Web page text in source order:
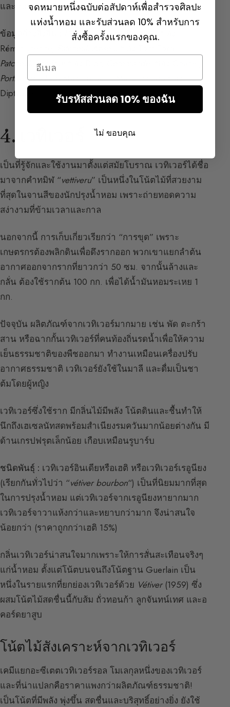
และ La Petite Robe Noireของ Guerlain
ข้อมูลอ้างอิงอื่น : L’eau de Toilette Patchouli
Réminiscence,
Patchouli Impérial
Portrait of a Ladyของ Frédéric Malle,Tempoของ
Diptyque
4. เวทิเวอร์
เป็นที่รู้จักและใช้งานมาตั้งแต่สมัยโบราณ เวทิเวอร์ได้ชื่อ
มาจากคำทมิฬ “vettiveru” เป็นหนึ่งในโน้ตไม้ที่สวยงาม
ที่สุดในจานสีของนักปรุงน้ำหอม เพราะถ่ายทอดความ
สง่างามที่ข้ามเวลาและกาล
นอกจากนี้ การเก็บเกี่ยวเรียกว่า “การขุด” เพราะ
เกษตรกรต้องพลิกดินเพื่อดึงรากออก พวกเขาแยกลำต้น
อากาศออกจากรากที่ยาวกว่า 50 ซม. จากนั้นล้างและ
กลั่น ต้องใช้รากต้น 100 กก. เพื่อได้น้ำมันหอมระเหย 1
กก.
ปัจจุบัน ผลิตภัณฑ์จากเวทิเวอร์มากมาย เช่น พัด ตะกร้า
สาน หรือฉากกั้นเวทิเวอร์ที่คนท้องถิ่นรดน้ำเพื่อให้ความ
เย็นธรรมชาติของพืชออกมา ทำงานเหมือนเครื่องปรับ
อากาศธรรมชาติ เวทิเวอร์ยังใช้ในมาลี และดื่มเป็นชา
ต้มโดยผู้หญิง
เวทิเวอร์ซึ่งใช้ราก มีกลิ่นไม้มีพลัง โน้ตดินและชื้นทำให้
นึกถึงเฮเซลนัทสดพร้อมสำเนียงรมควันมากน้อยต่างกัน มี
ด้านเกรปฟรุตเล็กน้อย เกือบเหมือนรูบาร์บ
ชนิดพันธุ์ : เวทิเวอร์อินเดียหรือเฮติ หรือเวทิเวอร์เรอูนียง
(เรียกกันทั่วไปว่า “vétiver bourbon“) เป็นที่นิยมมากที่สุด
ในการปรุงน้ำหอม แต่เวทิเวอร์จากเรอูนียงหายากมาก
เวทิเวอร์จาวาแห้งกว่าและหยาบกว่ามาก จึงน่าสนใจ
น้อยกว่า (ราคาถูกกว่าเฮติ 15%)
กลิ่นเวทิเวอร์น่าสนใจมากเพราะให้การสั่นสะเทือนจริงๆ
แก่น้ำหอม ตั้งแต่โน้ตบนจนถึงโน้ตฐาน Guerlain เป็น
หนึ่งในรายแรกที่ยกย่องเวทิเวอร์ด้วย Vétiver(1959) ซึ่ง
ผสมโน้ตไม้สดชื่นนี้กับส้ม ถั่วทอนก้า ลูกจันทน์เทศ และอ
คอร์ดยาสูบ
โน้ตไม้สังเคราะห์จากเวทิเวอร์
เคมีแยกอะซีเตตเวทิเวอร์รอล โมเลกุลหนึ่งของเวทิเวอร์
และที่น่าแปลกคือราคาแพงกว่าผลิตภัณฑ์ธรรมชาติ!
เป็นโน้ตที่มีพลัง พุ่งขึ้น สดชื่นและบริสุทธิ์อย่างยิ่ง ยังใช้
จดหมายหนึ่งฉบับต่อสัปดาห์เพื่อสำรวจศิลปะ
แห่งน้ำหอม และรับส่วนลด 10% สำหรับการ
สั่งซื้อครั้งแรกของคุณ.
Email
รับรหัสส่วนลด 10% ของฉัน
ไม่ ขอบคุณ